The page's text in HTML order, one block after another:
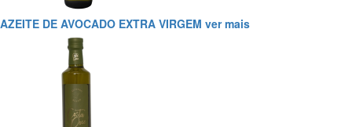
AZEITE DE AVOCADO EXTRA VIRGEM ver mais